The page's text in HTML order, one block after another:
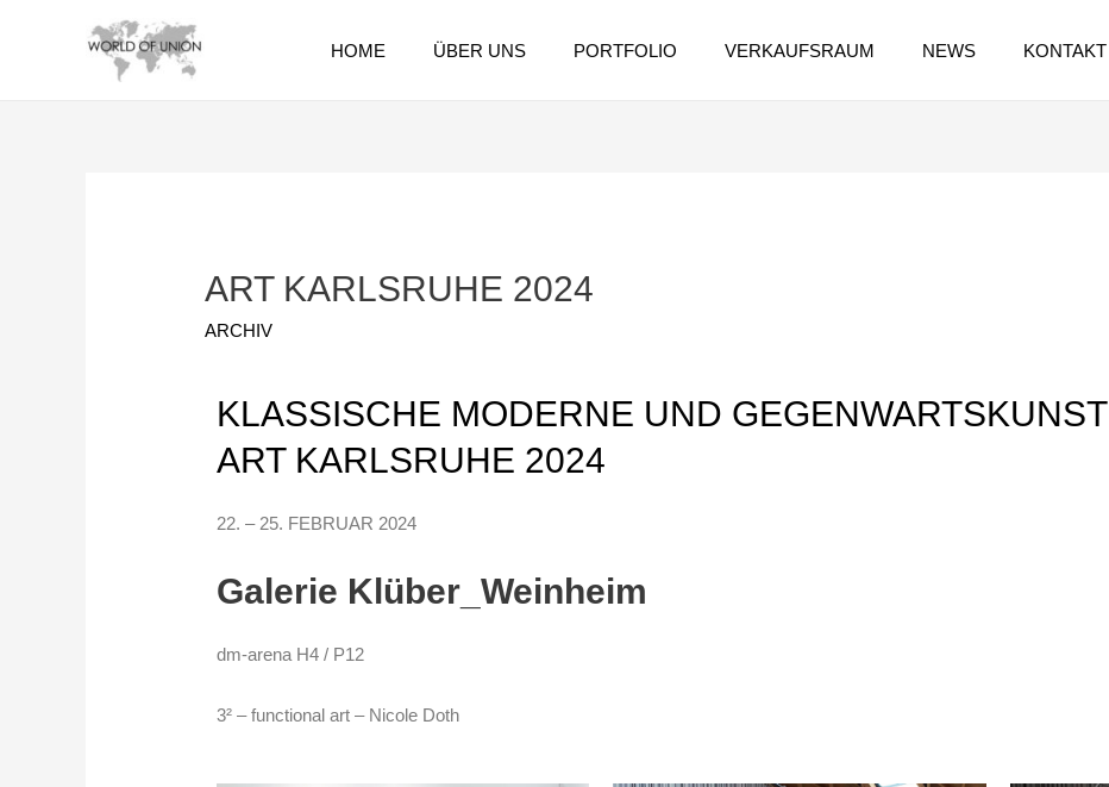
HOME ÜBER UNS PORTFOLIO VERKAUFSRAUM NEWS KONTAKT
ART KARLSRUHE 2024
ARCHIV
KLASSISCHE MODERNE UND GEGENWARTSKUNST
ART KARLSRUHE 2024
22. – 25. FEBRUAR 2024
Galerie Klüber_Weinheim
dm-arena H4 / P12
3² – functional art – Nicole Doth